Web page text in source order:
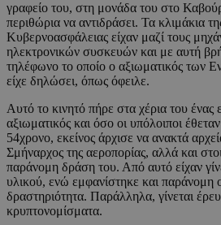
γραφείο του, στη μονάδα του στο
περιθώρια να αντιδράσει. Τα κλιμάκια
Κυβερνοασφάλειας είχαν μαζί τους
ηλεκτρονικών συσκευών και με αυτή
τηλέφωνο το οποίο ο αξιωματικός των
είχε δηλώσει, όπως όφειλε.
Αυτό το κινητό πήρε στα χέρια του ένας
αξιωματικός και όσο οι υπόλοιποι
54χρονο, εκείνος άρχισε να ανακτά
Σμήναρχος της αεροπορίας, αλλά και
παράνομη δράση του. Από αυτό είχαν
υλικού, ενώ εμφανίστηκε και παράνομη
δραστηριότητα. Παράλληλα, γίνεται
κρυπτονομίσματα.